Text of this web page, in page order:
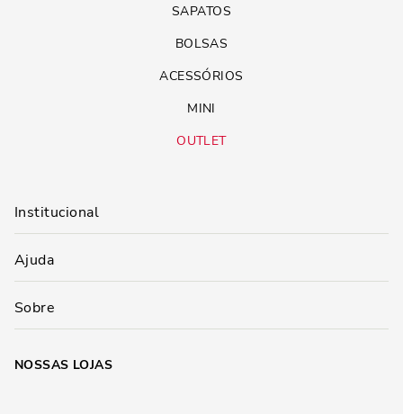
SAPATOS
BOLSAS
ACESSÓRIOS
MINI
OUTLET
Institucional
Ajuda
Sobre
NOSSAS LOJAS